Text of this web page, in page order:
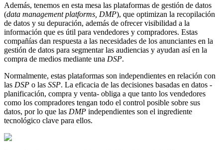
Además, tenemos en esta mesa las plataformas de gestión de datos
(data management platforms, DMP), que optimizan la recopilación
de datos y su depuración, además de ofrecer visibilidad a la
información que es útil para vendedores y compradores. Estas
compañías dan respuesta a las necesidades de los anunciantes en la
gestión de datos para segmentar las audiencias y ayudan así en la
compra de medios mediante una DSP.
Normalmente, estas plataformas son independientes en relación con
las DSP o las SSP. La eficacia de las decisiones basadas en datos -
planificación, compra y venta- obliga a que tanto los vendedores
como los compradores tengan todo el control posible sobre sus
datos, por lo que las DMP independientes son el ingrediente
tecnológico clave para ellos.